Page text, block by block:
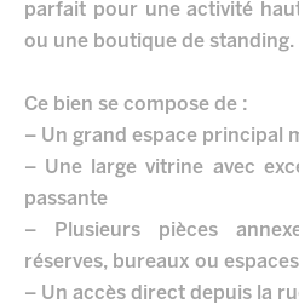
parfait pour une activité
ou une boutique de standing.
Ce bien se compose de :
– Un grand espace principal
– Une large vitrine avec
passante
– Plusieurs pièces
réserves, bureaux ou
– Un accès direct depuis la